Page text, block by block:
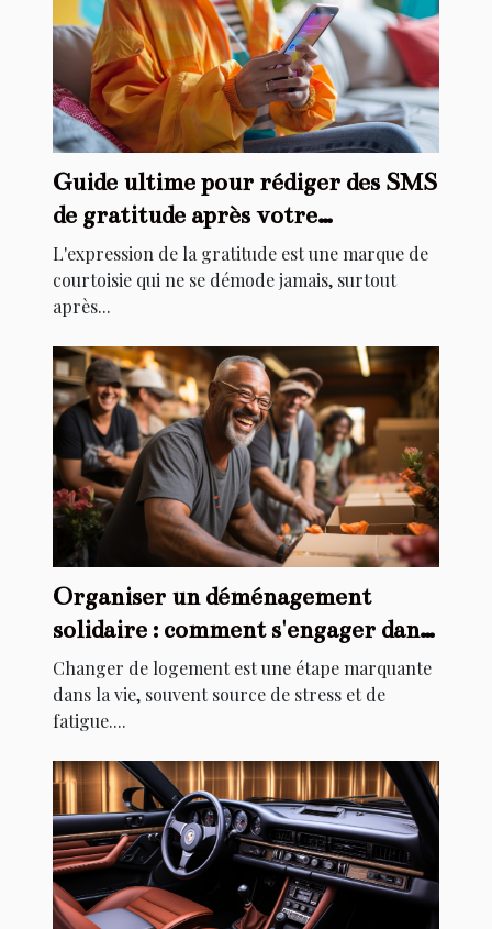
Guide ultime pour rédiger des SMS
de gratitude après votre
anniversaire
L'expression de la gratitude est une marque de
courtoisie qui ne se démode jamais, surtout
après...
Organiser un déménagement
solidaire : comment s'engager dans
l'aide au relogement
Changer de logement est une étape marquante
dans la vie, souvent source de stress et de
fatigue....